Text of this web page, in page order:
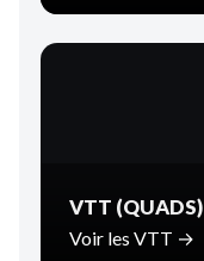
VTT (QUADS)
Voir les VTT →